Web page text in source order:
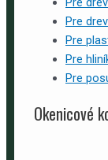
Pre
Pre
Pre
Pre
Okenicové